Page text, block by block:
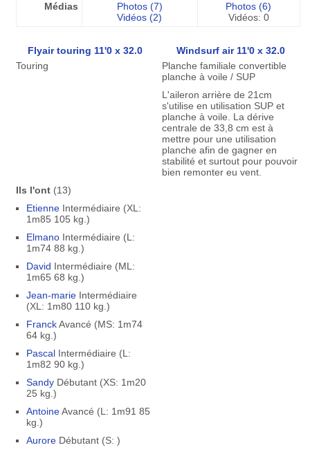
Médias
Photos (7)
Vidéos (2)
Photos (6)
Vidéos: 0
Flyair touring 11'0 x 32.0
Windsurf air 11'0 x 32.0
Touring
Planche familiale convertible
planche à voile / SUP
L'aileron arrière de 21cm
s'utilise en utilisation SUP et
planche à voile. La dérive
centrale de 33,8 cm est à
mettre pour une utilisation
planche afin de gagner en
stabilité et surtout pour pouvoir
bien remonter eu vent.
Ils l'ont(13)
EtienneIntermédiaire (XL:
1m85 105 kg.)
ElmanoIntermédiaire (L:
1m74 88 kg.)
David Intermédiaire (ML:
1m65 68 kg.)
Jean-marieIntermédiaire
(XL: 1m80 110 kg.)
FranckAvancé (MS: 1m74
64 kg.)
PascalIntermédiaire (L:
1m82 90 kg.)
SandyDébutant (XS: 1m20
25 kg.)
AntoineAvancé (L: 1m91 85
kg.)
AuroreDébutant (S: )